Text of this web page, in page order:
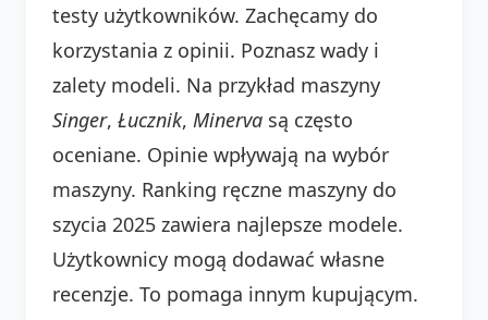
testy użytkowników. Zachęcamy do
korzystania z opinii. Poznasz wady i
zalety modeli. Na przykład maszyny
Singer, Łucznik, Minerva są często
oceniane. Opinie wpływają na wybór
maszyny. Ranking ręczne maszyny do
szycia 2025 zawiera najlepsze modele.
Użytkownicy mogą dodawać własne
recenzje. To pomaga innym kupującym.